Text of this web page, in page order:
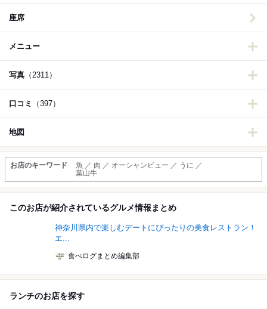
座席
メニュー
写真 （2311）
口コミ （397）
地図
お店のキーワード
魚 ／ 肉 ／ オーシャンビュー ／ うに ／
葉山牛
このお店が紹介されているグルメ情報まとめ
神奈川県内で楽しむデートにぴったりの美食レストラン！
エ...
食べログまとめ編集部
ランチのお店を探す